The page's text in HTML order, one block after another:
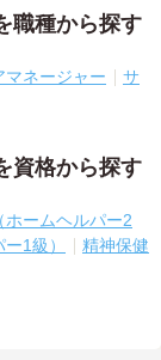
職種から探す
マネージャー
サ
資格から探す
ームヘルパー2
1級）
精神保健